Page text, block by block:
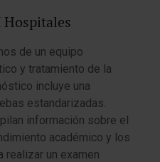
Hospitales
de un equipo
y tratamiento de la
incluye una
estandarizadas.
información sobre el
académico y los
realizar un examen